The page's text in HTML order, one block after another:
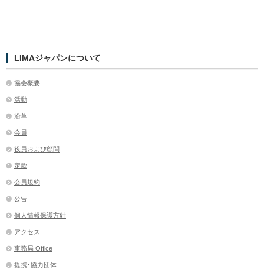
LIMAジャパンについて
協会概要
活動
沿革
会員
役員および顧問
定款
会員規約
公告
個人情報保護方針
アクセス
事務局 Office
提携･協力団体